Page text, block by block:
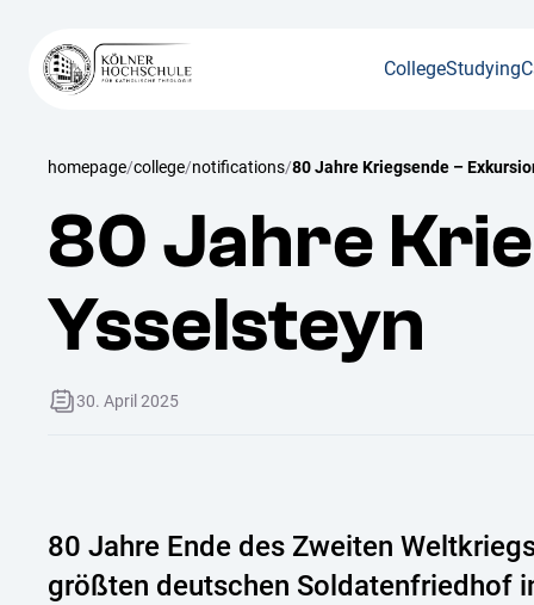
CollegeStudying
homepage/college/notifications/80 Jahre Kriegsende –
80 Jahre
Ysselsteyn
30. April 2025
80 Jahre Ende des Zweiten
größten deutschen Soldatenfriedhof